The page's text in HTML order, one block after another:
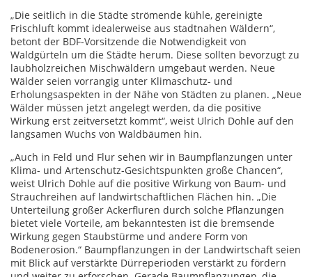
„Die seitlich in die Städte strömende kühle, gereinigte
Frischluft kommt idealerweise aus stadtnahen Wäldern“,
betont der BDF-Vorsitzende die Notwendigkeit von
Waldgürteln um die Städte herum. Diese sollten bevorzugt zu
laubholzreichen Mischwäldern umgebaut werden. Neue
Wälder seien vorrangig unter Klimaschutz- und
Erholungsaspekten in der Nähe von Städten zu planen. „Neue
Wälder müssen jetzt angelegt werden, da die positive
Wirkung erst zeitversetzt kommt“, weist Ulrich Dohle auf den
langsamen Wuchs von Waldbäumen hin.
„Auch in Feld und Flur sehen wir in Baumpflanzungen unter
Klima- und Artenschutz-Gesichtspunkten große Chancen“,
weist Ulrich Dohle auf die positive Wirkung von Baum- und
Strauchreihen auf landwirtschaftlichen Flächen hin. „Die
Unterteilung großer Ackerfluren durch solche Pflanzungen
bietet viele Vorteile, am bekanntesten ist die bremsende
Wirkung gegen Staubstürme und andere Form von
Bodenerosion.“ Baumpflanzungen in der Landwirtschaft seien
mit Blick auf verstärkte Dürreperioden verstärkt zu fördern